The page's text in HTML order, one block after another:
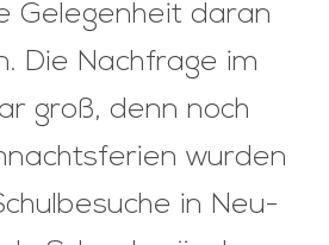
Gelegenheit daran
Die Nachfrage im
groß, denn noch
wurden
in Neu-